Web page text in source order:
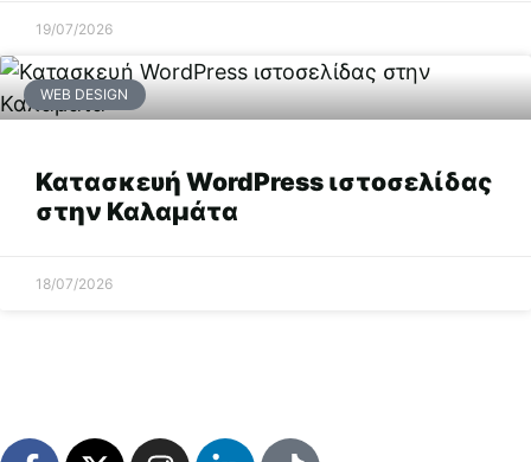
19/07/2026
WEB DESIGN
Κατασκευή WordPress ιστοσελίδας
στην Καλαμάτα
18/07/2026